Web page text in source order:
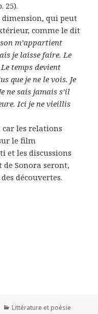
25).
qui peut
comme le dit
m’appartient
je laisse faire. Le
temps devient
que je ne le vois. Je
ne sais jamais s’il
Ici je ne vieillis
les relations
le film
et les discussions
Sonora seront,
découvertes.
Catégories
Littérature et poésie